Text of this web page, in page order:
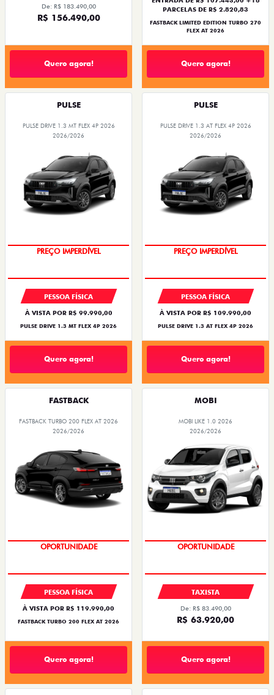
De: R$ 183.490,00
R$ 156.490,00
Quero agora!
PARCELAS DE R$ 2.820,83
FASTBACK LIMITED EDITION TURBO 270
FLEX AT 2026
Quero agora!
PULSE
PULSE DRIVE 1.3 MT FLEX 4P 2026
2026/2026
PESSOA FÍSICA
À VISTA POR R$ 99.990,00
PULSE DRIVE 1.3 MT FLEX 4P 2026
Quero agora!
PULSE
PULSE DRIVE 1.3 AT FLEX 4P 2026
2026/2026
BARATO DO BRASIL
PESSOA FÍSICA
À VISTA POR R$ 109.990,00
PULSE DRIVE 1.3 AT FLEX 4P 2026
Quero agora!
FASTBACK
FASTBACK TURBO 200 FLEX AT 2026
2026/2026
OPORTUNIDADE
PESSOA FÍSICA
À VISTA POR R$ 119.990,00
FASTBACK TURBO 200 FLEX AT 2026
Quero agora!
MOBI
MOBI LIKE 1.0 2026
2026/2026
OPORTUNIDADE
TAXISTA
De: R$ 83.490,00
R$ 63.920,00
Quero agora!